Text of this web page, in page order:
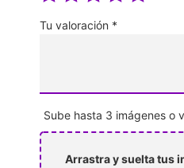
Tu valoración *
Sube hasta 3 imágenes o
Arrastra y suelta tus